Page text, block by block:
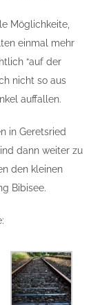
Möglichkeite,
einmal mehr
“auf der
nicht so aus
auffallen.
in Geretsried
dann weiter zu
den kleinen
Bibisee.